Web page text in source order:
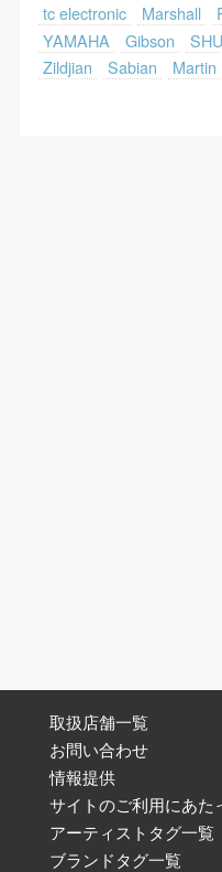
tc electronic
Marshall
YAMAHA
Gibson
Zildjian
Sabian Martin
取扱店舗一覧
お問い合わせ
情報提供
サイトのご利用にあた
アーティストタグ一覧
ブランドタグ一覧